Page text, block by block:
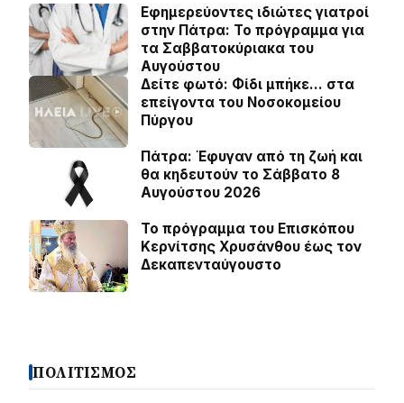
Εφημερεύοντες ιδιώτες γιατροί
στην Πάτρα: Το πρόγραμμα για
τα Σαββατοκύριακα του
Αυγούστου
Δείτε φωτό: Φίδι μπήκε… στα
επείγοντα του Νοσοκομείου
Πύργου
Πάτρα: Έφυγαν από τη ζωή και
θα κηδευτούν το Σάββατο 8
Αυγούστου 2026
Το πρόγραμμα του Επισκόπου
Κερνίτσης Χρυσάνθου έως τον
Δεκαπενταύγουστο
ΠΟΛΙΤΙΣΜΟΣ